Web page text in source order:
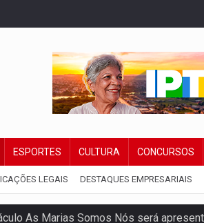
ESPORTES CULTURA CONCURSOS
LEGAIS DESTAQUES EMPRESARIAIS
As Marias Somos Nós será